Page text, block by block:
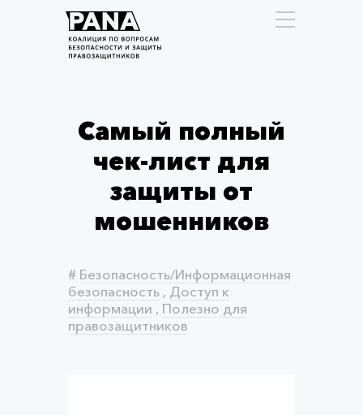
Самый полный
чек-лист для
защиты от
мошенников
# Безопасность/Информационная
безопасность , Доступ к
информации , Полезно для
правозащитников